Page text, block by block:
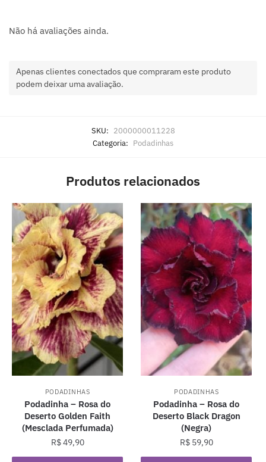
Não há avaliações ainda.
Apenas clientes conectados que compraram este produto
podem deixar uma avaliação.
SKU: 2000000011228
Categoria: Podadinhas
Produtos relacionados
PODADINHAS
Podadinha – Rosa do
Deserto Golden Faith
(Mesclada Perfumada)
R$49,90
PODADINHAS
Podadinha – Rosa do
Deserto Black Dragon
(Negra)
R$59,90